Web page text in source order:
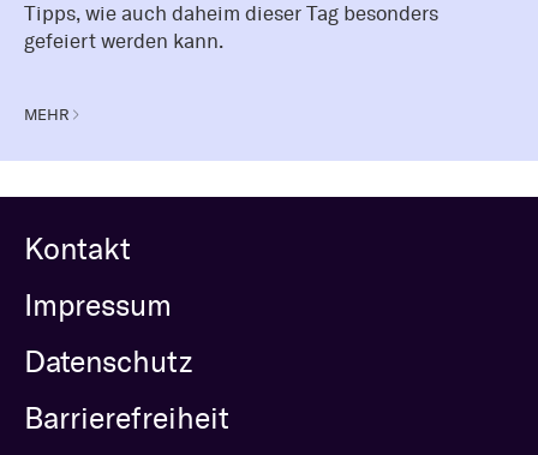
Tipps, wie auch daheim dieser Tag besonders
gefeiert werden kann.
MEHR
Kontakt
Impressum
Datenschutz
Barrierefreiheit